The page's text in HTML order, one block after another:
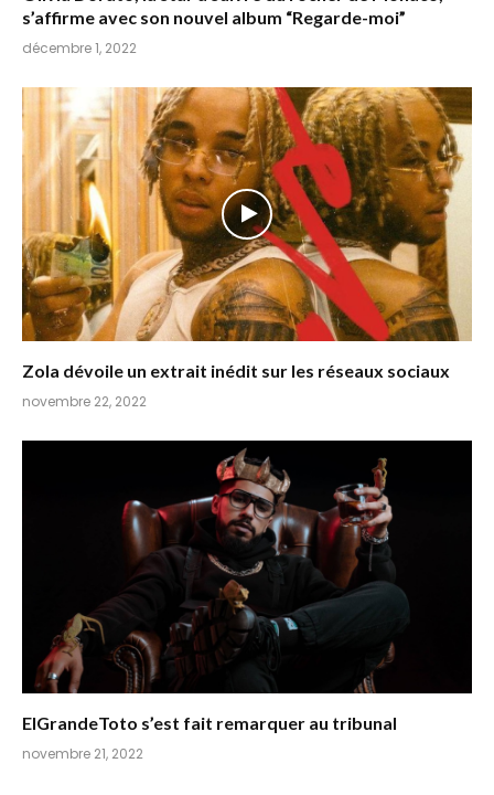
s’affirme avec son nouvel album “Regarde-moi”
décembre 1, 2022
Zola dévoile un extrait inédit sur les réseaux sociaux
novembre 22, 2022
ElGrandeToto s’est fait remarquer au tribunal
novembre 21, 2022